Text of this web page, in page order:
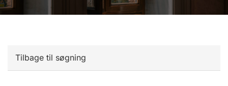
Tilbage til søgning